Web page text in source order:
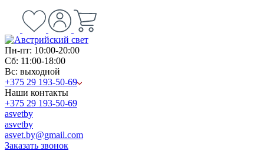
Пн-пт: 10:00-20:00
Сб: 11:00-18:00
Вс: выходной
+375 29 193-50-69
Наши контакты
+375 29 193-50-69
asvetby
asvetby
asvet.by@gmail.com
Заказать звонок